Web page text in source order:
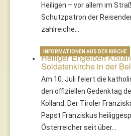
Heiligen – vor allem im
Schutzpatron der
zahlreiche…
Heiliger Engelbert
Soldatenkirche in der
Am 10. Juli feiert die
den offiziellen Gedenktag
Kolland. Der Tiroler
Papst Franziskus
Österreicher seit über…
INFORMATIONEN AUS DER KIRCHE